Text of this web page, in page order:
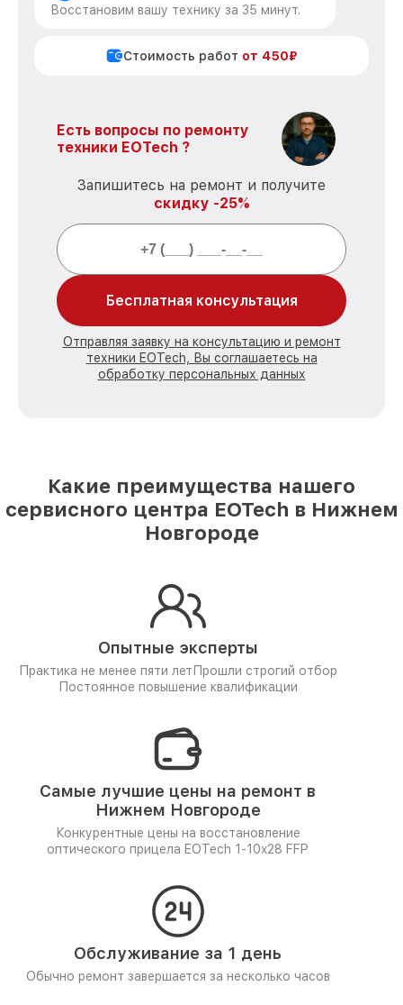
Восстановим вашу технику за 35 минут.
Стоимость работ от 450₽
Есть вопросы по ремонту
техники EOTech ?
Запишитесь на ремонт и получите
скидку -25%
Бесплатная консультация
Отправляя заявку на консультацию и ремонт
техники EOTech, Вы соглашаетесь на
обработку персональных данных
Какие преимущества нашего
сервисного центра EOTech в Нижнем
Новгороде
Опытные эксперты
Практика не менее пяти лет Прошли строгий отбор
Постоянное повышение квалификации
Самые лучшие цены на ремонт в
Нижнем Новгороде
Конкурентные цены на восстановление
оптического прицела EOTech 1-10x28 FFP
Обслуживание за 1 день
Обычно ремонт завершается за несколько часов